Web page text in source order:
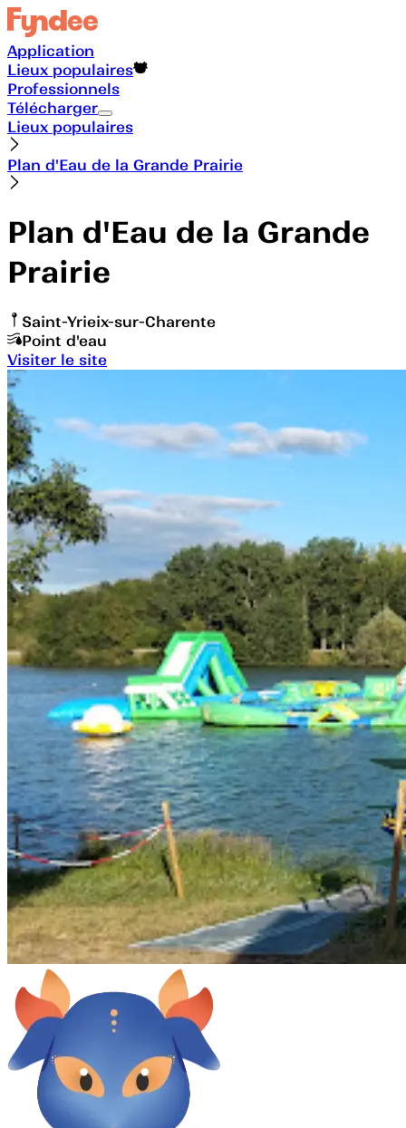
Application
Lieux populaires
Professionnels
Télécharger
Lieux populaires
Plan d'Eau de la Grande Prairie
Plan d'Eau de la Grande
Prairie
Saint-Yrieix-sur-Charente
Point d'eau
Visiter le site